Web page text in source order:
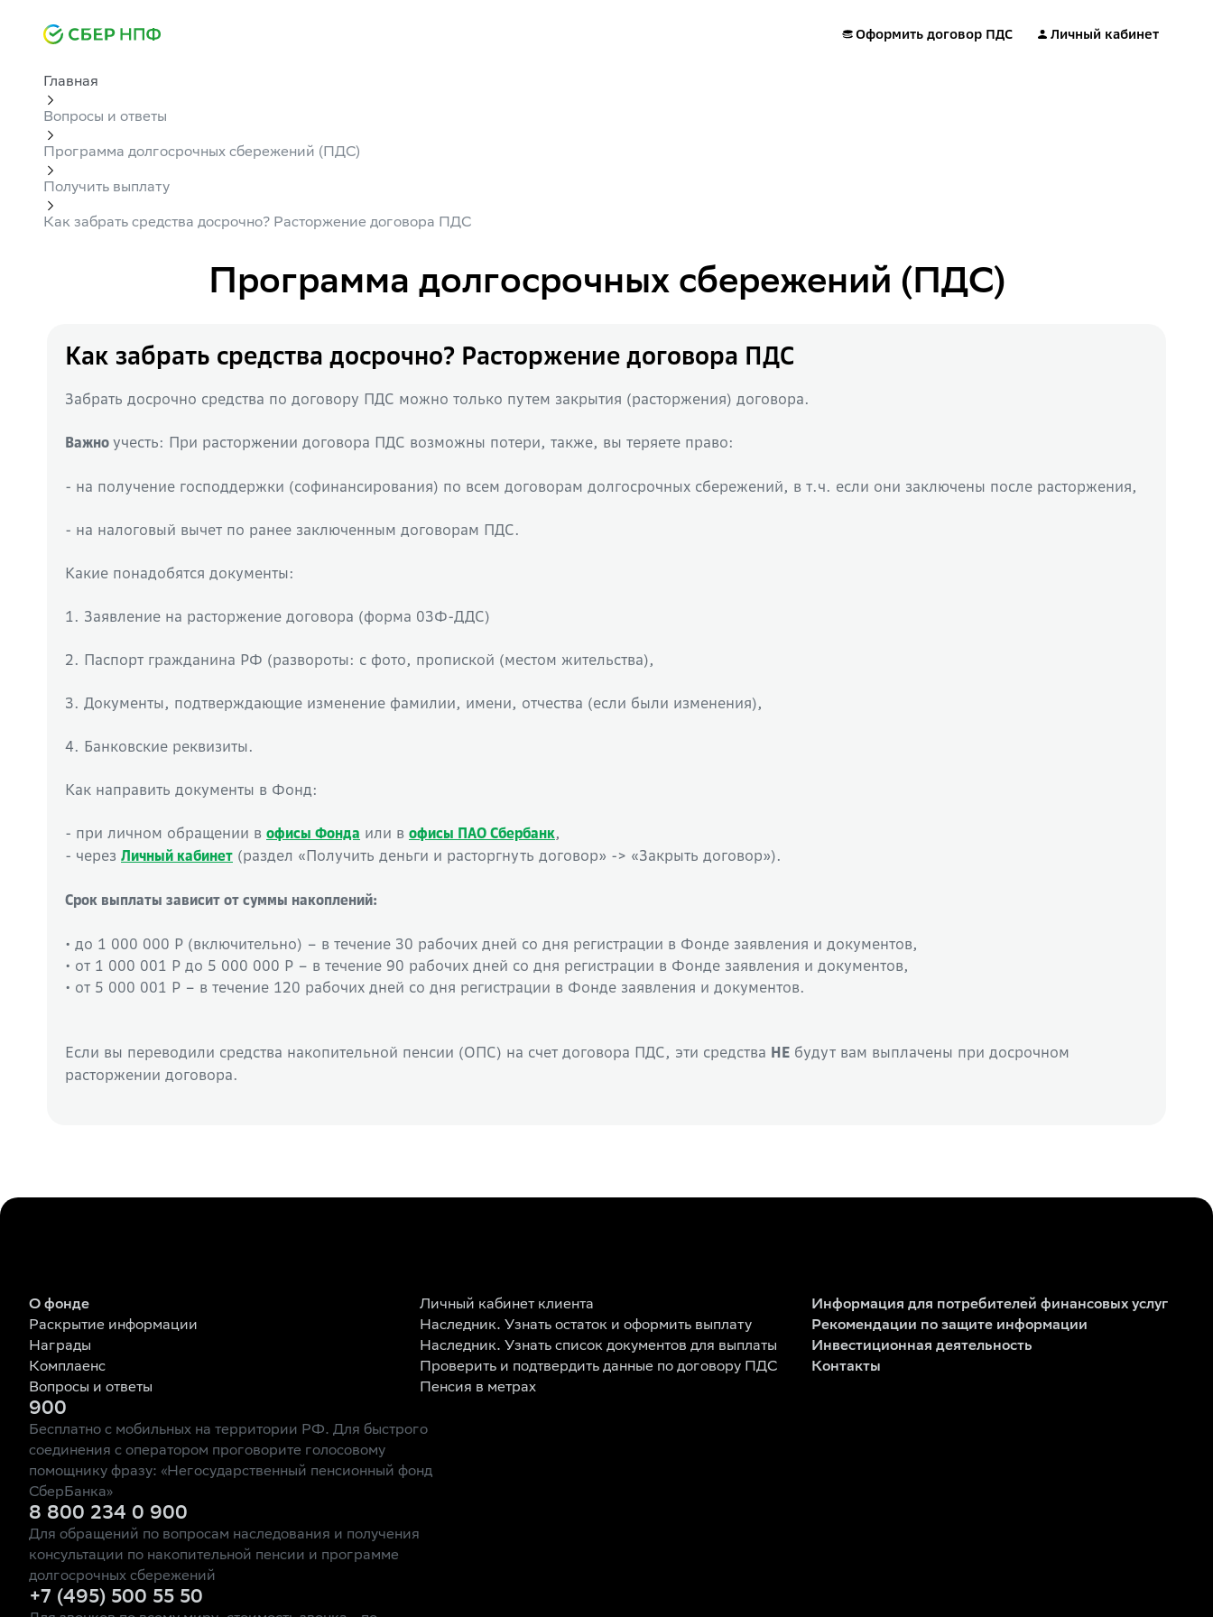
Оформить договор ПДС Личный кабинет
Главная
Вопросы и ответы
Программа долгосрочных сбережений (ПДС)
Получить выплату
Как забрать средства досрочно? Расторжение договора ПДС
Программа долгосрочных сбережений (ПДС)
Как забрать средства досрочно? Расторжение договора ПДС
Забрать досрочно средства по договору ПДС можно только путем закрытия (расторжения) договора.
Важно учесть: При расторжении договора ПДС возможны потери, также, вы теряете право:
- на получение господдержки (софинансирования) по всем договорам долгосрочных сбережений, в т.ч. если они заключены после расторжения,
- на налоговый вычет по ранее заключенным договорам ПДС.
Какие понадобятся документы:
1. Заявление на расторжение договора (форма 03Ф-ДДС)
2. Паспорт гражданина РФ (развороты: с фото, пропиской (местом жительства),
3. Документы, подтверждающие изменение фамилии, имени, отчества (если были изменения),
4. Банковские реквизиты.
Как направить документы в Фонд:
- при личном обращении в офисы Фонда или в офисы ПАО Сбербанк,
- через Личный кабинет (раздел «Получить деньги и расторгнуть договор» -> «Закрыть договор»).
Срок выплаты зависит от суммы накоплений:
• до 1 000 000 Р (включительно) – в течение 30 рабочих дней со дня регистрации в Фонде заявления и документов,
• от 1 000 001 Р до 5 000 000 Р – в течение 90 рабочих дней со дня регистрации в Фонде заявления и документов,
• от 5 000 001 Р – в течение 120 рабочих дней со дня регистрации в Фонде заявления и документов.
Если вы переводили средства накопительной пенсии (ОПС) на счет договора ПДС, эти средства НЕ будут вам выплачены при досрочном
расторжении договора.
О фонде
Раскрытие информации
Награды
Комплаенс
Вопросы и ответы
Личный кабинет клиента
Наследник. Узнать остаток и оформить выплату
Наследник. Узнать список документов для выплаты
Проверить и подтвердить данные по договору ПДС
Пенсия в метрах
Информация для потребителей финансовых услуг
Рекомендации по защите информации
Инвестиционная деятельность
Контакты
900
Бесплатно с мобильных на территории РФ. Для быстрого
соединения с оператором проговорите голосовому
помощнику фразу: «Негосударственный пенсионный фонд
СберБанка»
8 800 234 0 900
Для обращений по вопросам наследования и получения
консультации по накопительной пенсии и программе
долгосрочных сбережений
+7 (495) 500 55 50